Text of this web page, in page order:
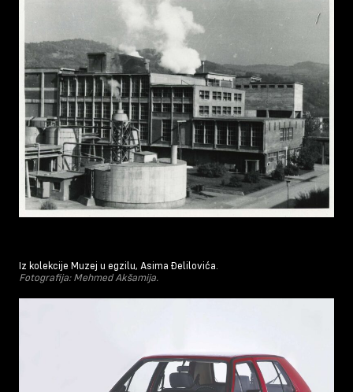
Iz kolekcije Muzej u egzilu, Asima Đelilovića.
Fotografija: Mehmed Akšamija.